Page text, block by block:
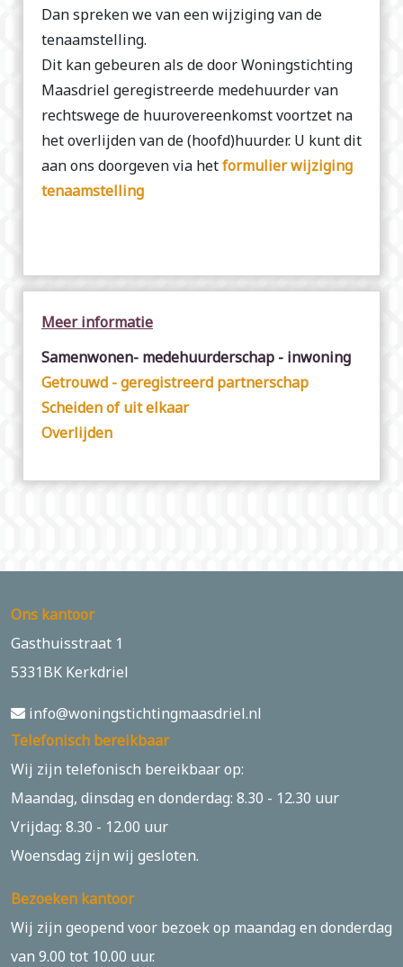
Dan spreken we van een wijziging van de
tenaamstelling.
Dit kan gebeuren als de door Woningstichting
Maasdriel geregistreerde medehuurder van
rechtswege de huurovereenkomst voortzet na
het overlijden van de (hoofd)huurder. U kunt dit
aan ons doorgeven via hetformulier wijziging
tenaamstelling
Meer informatie
Samenwonen- medehuurderschap - inwoning
Getrouwd - geregistreerd partnerschap
Scheiden of uit elkaar
Overlijden
Ons kantoor
Gasthuisstraat 1
5331BK Kerkdriel
info@woningstichtingmaasdriel.nl
Telefonisch bereikbaar
Wij zijn telefonisch bereikbaar op:
Maandag, dinsdag en donderdag: 8.30 - 12.30 uur
Vrijdag: 8.30 - 12.00 uur
Woensdag zijn wij gesloten.
Bezoeken kantoor
Wij zijn geopend voor bezoek op maandag en donderdag
van 9.00 tot 10.00 uur.